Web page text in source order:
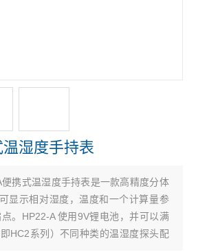
湿度手持表
便携式温湿度手持表是一款高精度分体
显示相对湿度，温度和一个计算量参
。HP22-A 使用9V锂电池，并可以满
HC2系列）不同种类的温湿度探头配